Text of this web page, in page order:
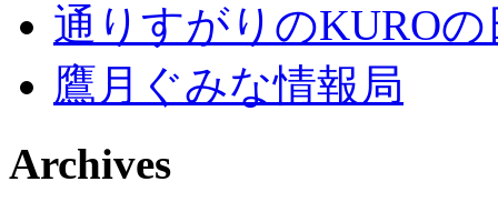
通りすがりのKURO
鷹月ぐみな情報局
Archives